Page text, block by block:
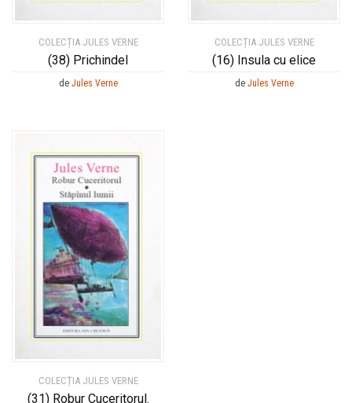
COLECȚIA JULES VERNE
(38) Prichindel
de Jules Verne
COLECȚIA JULES VERNE
(16) Insula cu elice
de Jules Verne
COLECȚIA JULES VERNE
(31) Robur Cuceritorul.